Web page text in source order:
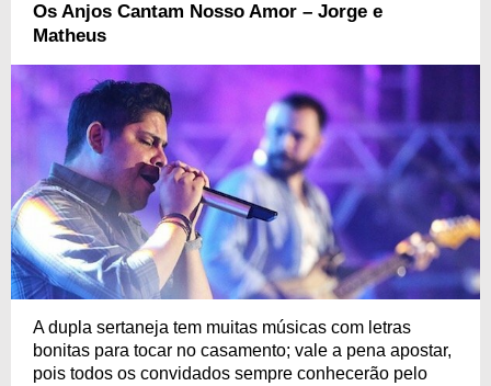
Os Anjos Cantam Nosso Amor – Jorge e
Matheus
A dupla sertaneja tem muitas músicas com letras
bonitas para tocar no casamento; vale a pena apostar,
pois todos os convidados sempre conhecerão pelo